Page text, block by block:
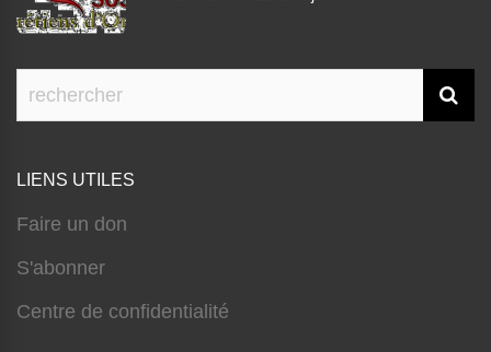
LIENS UTILES
Faire un don
S'abonner
Centre de confidentialité